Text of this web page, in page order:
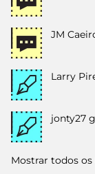
JM
Larry
jonty27
Mostrar todos